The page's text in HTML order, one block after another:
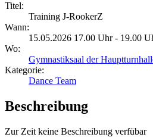
Titel:
Training J-RookerZ
Wann:
15.05.2026 17.00 Uhr - 19.00
Wo:
Gymnastiksaal der
Kategorie:
Dance Team
Beschreibung
Zur Zeit keine Beschreibung verfübar